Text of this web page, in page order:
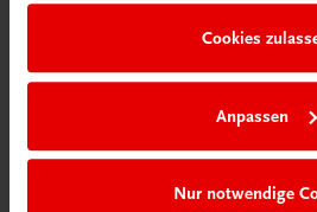
Cookies
Anpassen
Nur notwendige
Schwalbenschwärme über leere